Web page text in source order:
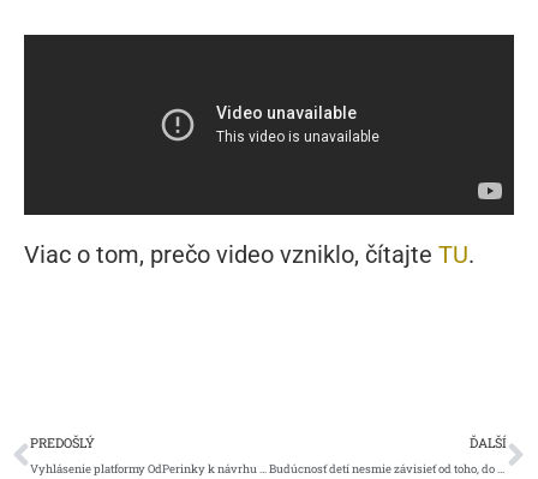
Viac o tom, prečo video vzniklo, čítajte TU.
Prev
PREDOŠLÝ
Vyhlásenie platformy OdPerinky k návrhu zákona o neziskových organizáciách
ĎALŠÍ
Budúcnosť detí nesmie závisieť od toho, do akého prostredia sa narodili